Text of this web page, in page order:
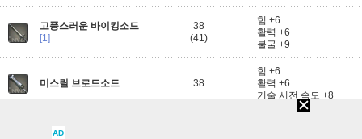
고풍스러운 바이킹소드
[1]
38
(41)
힘 +6
활력 +6
불굴 +9
미스릴 브로드소드 38
힘 +6
활력 +6
기술 시전 속도 +8
로드소드
AD